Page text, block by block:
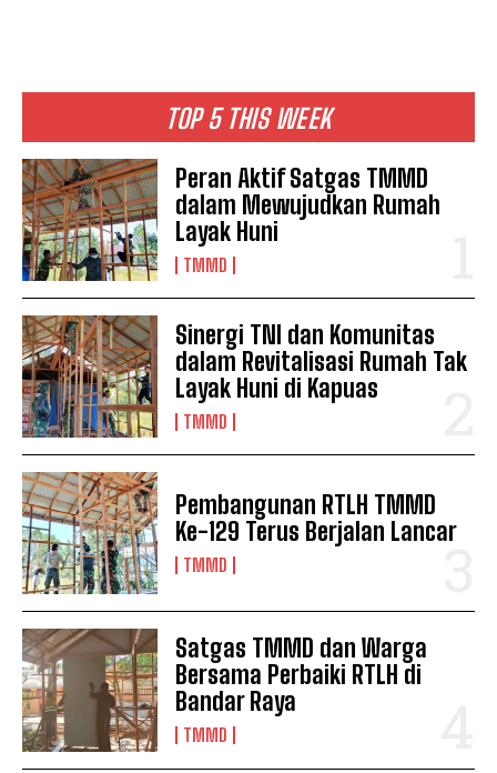
TOP 5 THIS WEEK
Peran Aktif Satgas TMMD
dalam Mewujudkan Rumah
Layak Huni
TMMD
Sinergi TNI dan Komunitas
dalam Revitalisasi Rumah Tak
Layak Huni di Kapuas
TMMD
Pembangunan RTLH TMMD
Ke-129 Terus Berjalan Lancar
TMMD
Satgas TMMD dan Warga
Bersama Perbaiki RTLH di
Bandar Raya
TMMD